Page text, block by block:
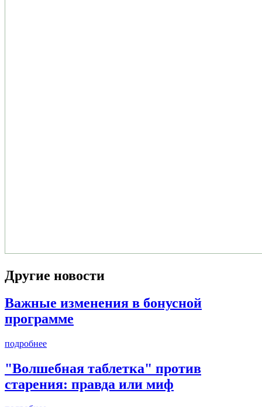
Другие новости
Важные изменения в бонусной
программе
подробнее
"Волшебная таблетка" против
старения: правда или миф